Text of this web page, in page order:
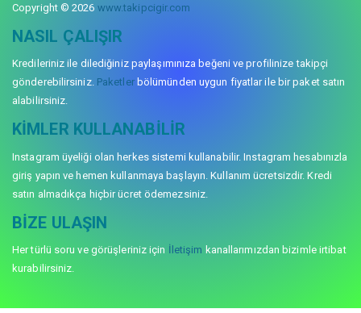
Copyright © 2026 www.takipcigir.com
NASIL ÇALIŞIR
Kredileriniz ile dilediğiniz paylaşımınıza beğeni ve profilinize takipçi
gönderebilirsiniz. Paketlerbölümünden uygun fiyatlar ile bir paket satın
alabilirsiniz.
KIMLER KULLANABILIR
Instagram üyeliği olan herkes sistemi kullanabilir. Instagram hesabınızla
giriş yapın ve hemen kullanmaya başlayın. Kullanım ücretsizdir. Kredi
satın almadıkça hiçbir ücret ödemezsiniz.
BIZE ULAŞIN
Her türlü soru ve görüşleriniz için İletişim kanallarımızdan bizimle irtibat
kurabilirsiniz.